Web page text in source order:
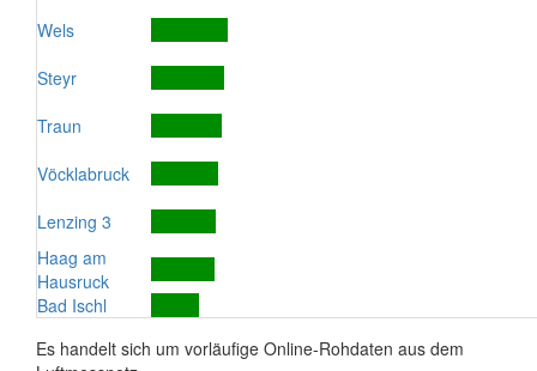
Wels
Steyr
Traun
Vöcklabruck
Lenzing 3
Haag am
Hausruck
Bad Ischl
Es handelt sich um vorläufige Online-Rohdaten aus dem